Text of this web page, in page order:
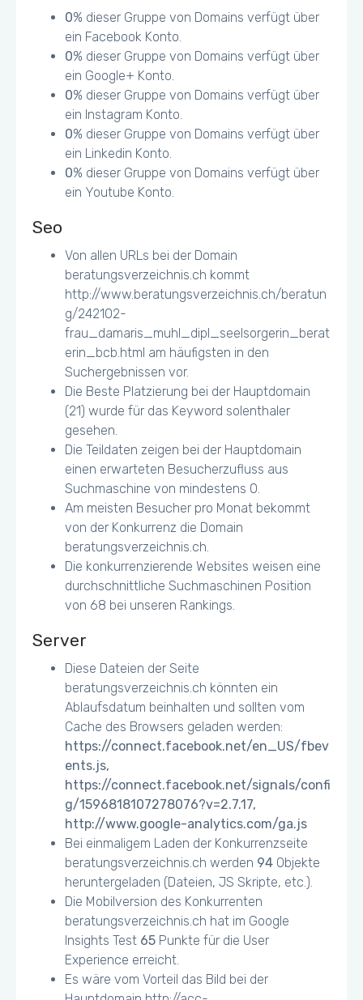
0% dieser Gruppe von Domains verfügt über
ein Facebook Konto.
0% dieser Gruppe von Domains verfügt über
ein Google+ Konto.
0% dieser Gruppe von Domains verfügt über
ein Instagram Konto.
0% dieser Gruppe von Domains verfügt über
ein Linkedin Konto.
0% dieser Gruppe von Domains verfügt über
ein Youtube Konto.
Seo
Von allen URLs bei der Domain
beratungsverzeichnis.ch kommt
http://www.beratungsverzeichnis.ch/beratun
g/242102-
frau_damaris_muhl_dipl_seelsorgerin_berat
erin_bcb.html am häufigsten in den
Suchergebnissen vor.
Die Beste Platzierung bei der Hauptdomain
(21) wurde für das Keyword solenthaler
gesehen.
Die Teildaten zeigen bei der Hauptdomain
einen erwarteten Besucherzufluss aus
Suchmaschine von mindestens 0.
Am meisten Besucher pro Monat bekommt
von der Konkurrenz die Domain
beratungsverzeichnis.ch.
Die konkurrenzierende Websites weisen eine
durchschnittliche Suchmaschinen Position
von 68 bei unseren Rankings.
Server
Diese Dateien der Seite
beratungsverzeichnis.ch könnten ein
Ablaufsdatum beinhalten und sollten vom
Cache des Browsers geladen werden:
https://connect.facebook.net/en_US/fbev
ents.js,
https://connect.facebook.net/signals/confi
g/1596818107278076?v=2.7.17,
http://www.google-analytics.com/ga.js
Bei einmaligem Laden der Konkurrenzseite
beratungsverzeichnis.ch werden 94 Objekte
heruntergeladen (Dateien, JS Skripte, etc.).
Die Mobilversion des Konkurrenten
beratungsverzeichnis.ch hat im Google
Insights Test 65 Punkte für die User
Experience erreicht.
Es wäre vom Vorteil das Bild bei der